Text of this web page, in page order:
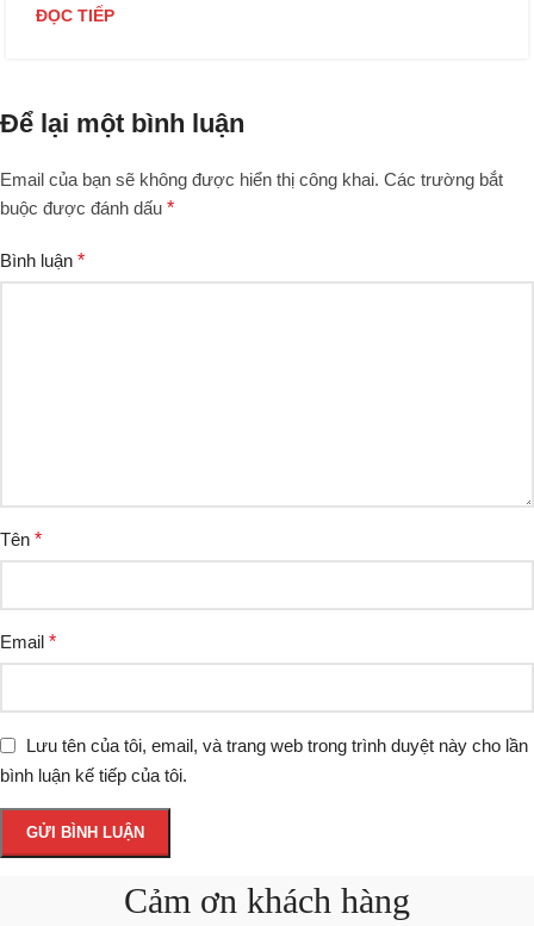
ĐỌC TIẾP
Để lại một bình luận
Email của bạn sẽ không được hiển thị công khai. Các trường bắt
buộc được đánh dấu *
Bình luận *
Tên *
Email *
Lưu tên của tôi, email, và trang web trong trình duyệt này cho lần
bình luận kế tiếp của tôi.
Cảm ơn khách hàng